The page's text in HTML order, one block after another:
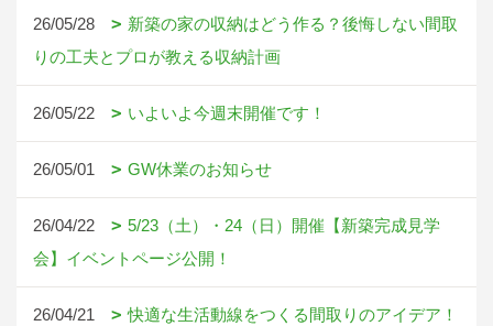
26/05/28
新築の家の収納はどう作る？後悔しない間取
りの工夫とプロが教える収納計画
26/05/22 いよいよ今週末開催です！
26/05/01 GW休業のお知らせ
26/04/22
5/23（土）・24（日）開催【新築完成見学
会】イベントページ公開！
26/04/21
快適な生活動線をつくる間取りのアイデア！